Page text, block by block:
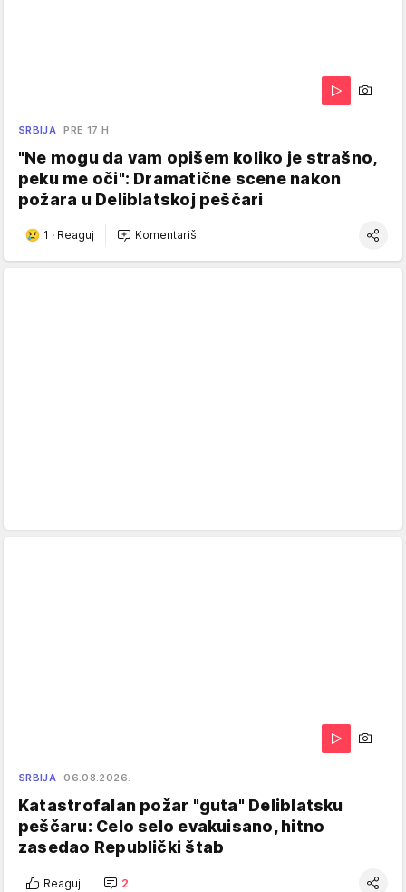
SRBIJA PRE 17 H
"Ne mogu da vam opišem koliko je strašno,
peku me oči": Dramatične scene nakon
požara u Deliblatskoj peščari
1 · Reaguj Komentariši
SRBIJA 06.08.2026.
Katastrofalan požar "guta" Deliblatsku
peščaru: Celo selo evakuisano, hitno
zasedao Republički štab
Reaguj 2